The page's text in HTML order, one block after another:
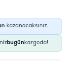
kazanacaksınız.
bugünkargoda!